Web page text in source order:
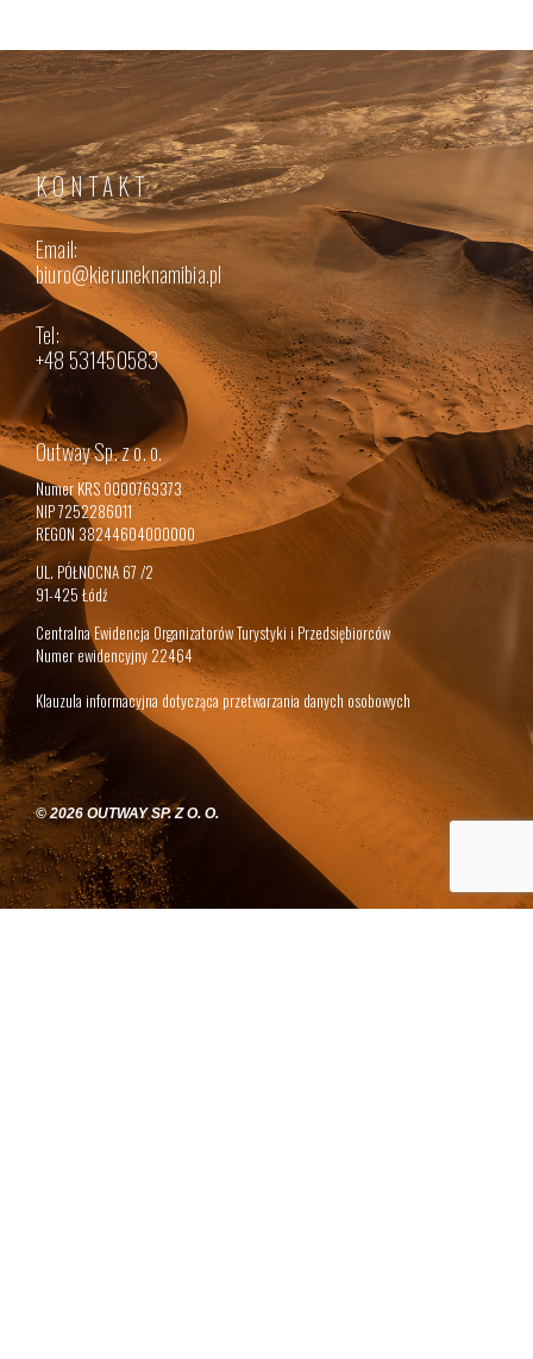
KONTAKT
Email:
biuro@kieruneknamibia.pl
Tel:
+48 531450583
Outway Sp. z o. o.
Numer KRS 0000769373
NIP 7252286011
REGON 38244604000000
UL. PÓŁNOCNA 67 /2
91-425 Łódź
Centralna Ewidencja Organizatorów Turystyki i Przedsiębiorców
Numer ewidencyjny 22464
Klauzula informacyjna dotycząca przetwarzania danych osobowych
© 2026 OUTWAY SP. Z O. O.